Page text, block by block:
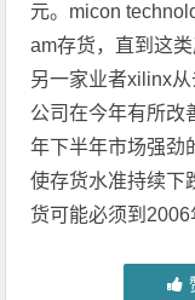
元。micon
am存货，直到这
另一家业者xilinx
公司在今年有所改
年下半年市场强劲
使存货水准持续下
货可能必须到2006